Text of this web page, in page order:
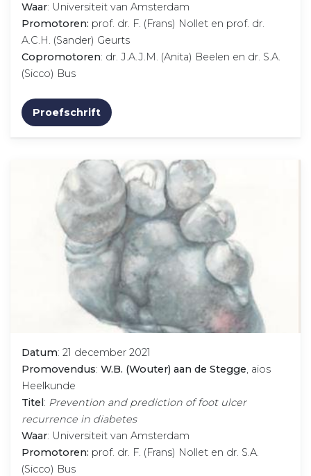
Waar: Universiteit van Amsterdam
Promotoren: prof. dr. F. (Frans) Nollet en prof. dr.
A.C.H. (Sander) Geurts
Copromotoren: dr. J.A.J.M. (Anita) Beelen en dr. S.A.
(Sicco) Bus
Proefschrift
Datum: 21 december 2021
Promovendus: W.B. (Wouter) aan de Stegge, aios
Heelkunde
Titel: Prevention and prediction of foot ulcer
recurrence in diabetes
Waar: Universiteit van Amsterdam
Promotoren: prof. dr. F. (Frans) Nollet en dr. S.A.
(Sicco) Bus